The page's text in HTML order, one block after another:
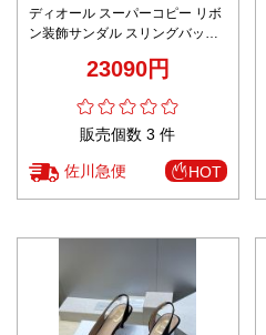
ディオール スーパーコピー リボ
ン装飾サンダル スリングバック
23090円
販売個数 3 件
佐川急便 HOT